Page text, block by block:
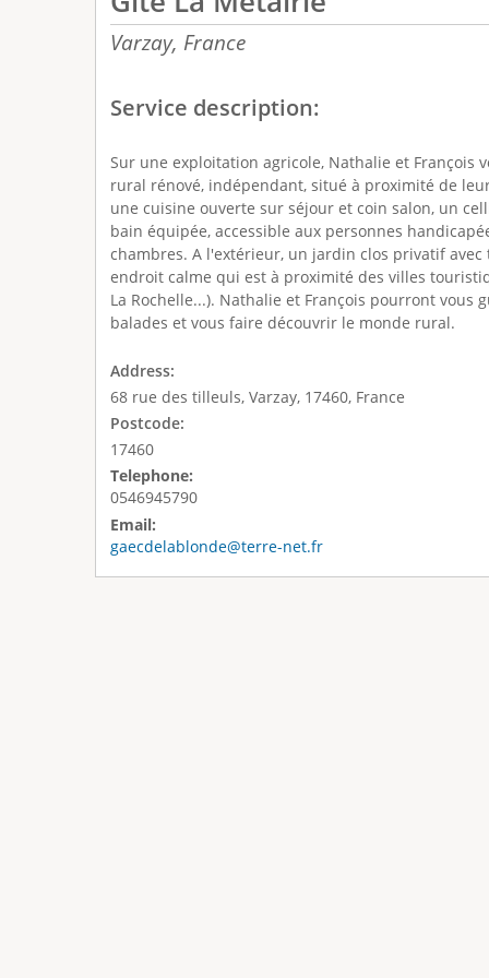
Varzay, France
Service description:
Sur une exploitation agricole, Nathalie et François
rural rénové, indépendant, situé à proximité de
une cuisine ouverte sur séjour et coin salon, un
bain équipée, accessible aux personnes
chambres. A l'extérieur, un jardin clos privatif avec
endroit calme qui est à proximité des villes
La Rochelle...). Nathalie et François pourront vous
balades et vous faire découvrir le monde rural.
Address:
68 rue des tilleuls, Varzay, 17460, France
Postcode:
17460
Telephone:
0546945790
Email:
gaecdelablonde@terre-net.fr